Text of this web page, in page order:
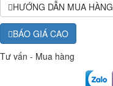
HƯỚNG DẪN MUA HÀNG
BÁO GIÁ CAO
Tư vấn - Mua hàng